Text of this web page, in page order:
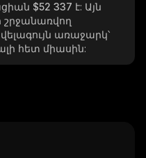
$52 337 է: Այն
շրջանառվող
առաջարկ՝
հետ միասին: